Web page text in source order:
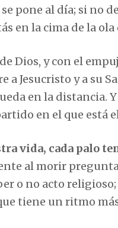
pone al día; si no
en la cima de la
Dios, y con el
a Jesucristo y a su
en la
en el que está
vida, cada palo
al morir
o no acto
tiene un ritmo